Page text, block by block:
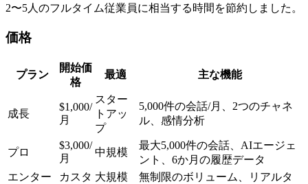
2〜5人のフルタイム従業員に相当する時間を節約しました。
価格
プラン
開始価
格
最適 主な機能
成長
$1,000/
月
スター
トアッ
プ
5,000件の会話/月、2つのチャネ
ル、感情分析
プロ
$3,000/
月
中規模
最大5,000件の会話、AIエージェ
ント、6か月の履歴データ
エンター
カスタ 大規模
無制限のボリューム、リアルタ